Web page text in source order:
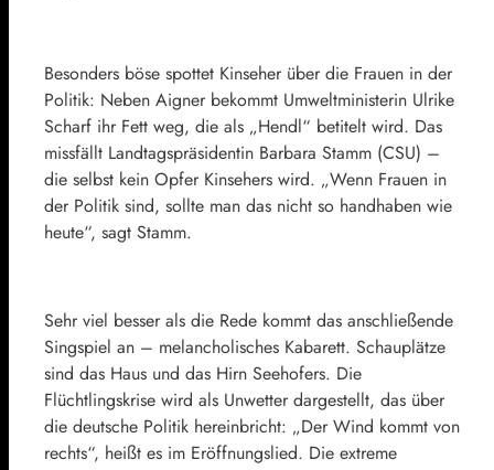
Besonders böse spottet Kinseher über die Frauen in der
Politik: Neben Aigner bekommt Umweltministerin Ulrike
Scharf ihr Fett weg, die als „Hendl“ betitelt wird. Das
missfällt Landtagspräsidentin Barbara Stamm (CSU) –
die selbst kein Opfer Kinsehers wird. „Wenn Frauen in
der Politik sind, sollte man das nicht so handhaben wie
heute“, sagt Stamm.
Sehr viel besser als die Rede kommt das anschließende
Singspiel an – melancholisches Kabarett. Schauplätze
sind das Haus und das Hirn Seehofers. Die
Flüchtlingskrise wird als Unwetter dargestellt, das über
die deutsche Politik hereinbricht: „Der Wind kommt von
rechts“, heißt es im Eröffnungslied. Die extreme